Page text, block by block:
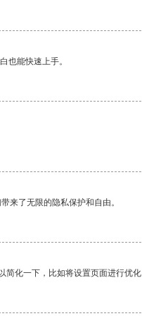
也能快速上手。
来了无限的隐私保护和自由。
简化一下，比如将设置页面进行优